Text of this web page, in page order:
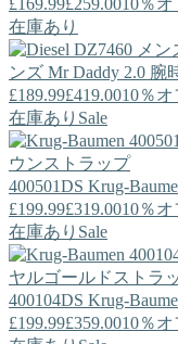
在庫あり
ンズ Mr Daddy 2.0 腕
£189.99£419.0010％オ
在庫あり Sale
400501DS Krug-
£199.99£319.0010％オ
在庫あり Sale
400104DS Krug-
£199.99£359.0010％オ